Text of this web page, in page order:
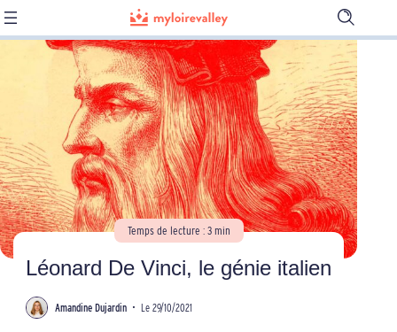
Ouvrir
la
barre
de
Temps de lecture : 3 min
Léonard De Vinci, le génie italien
Amandine Dujardin •Le 29/10/2021